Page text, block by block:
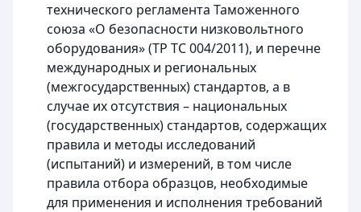
технического регламента Таможенного
союза «О безопасности низковольтного
оборудования» (ТР ТС 004/2011), и перечне
международных и региональных
(межгосударственных) стандартов, а в
случае их отсутствия – национальных
(государственных) стандартов, содержащих
правила и методы исследований
(испытаний) и измерений, в том числе
правила отбора образцов, необходимые
для применения и исполнения требований